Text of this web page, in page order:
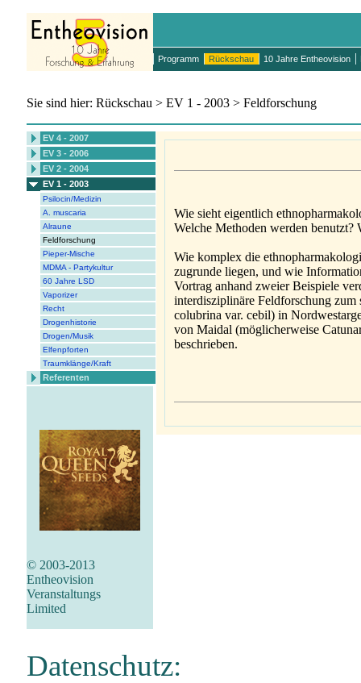
Programm Rückschau 10 Jahre Entheovision
Sie sind hier: Rückschau > EV 1 - 2003 > Feldforschung
EV 4 - 2007
EV 3 - 2006
EV 2 - 2004
EV 1 - 2003
Psilocin/Medizin
A. muscaria
Alraune
Feldforschung
Pieper-Mische
MDMA - Partykultur
60 Jahre LSD
Vaporizer
Recht
Drogenhistorie
Drogen/Musik
Elfenpforten
Traumklänge/Kraft
Referenten
© 2003-2013
Entheovision
Veranstaltungs
Limited
Wie sieht eigentlich
Welche Methoden werden benutzt?
Wie komplex die
zugrunde liegen, und wie
Vortrag anhand zweier Beispiele
interdisziplinäre Feldforschung zum
colubrina var. cebil) in
von Maidal (möglicherweise
beschrieben.
Datenschutz: